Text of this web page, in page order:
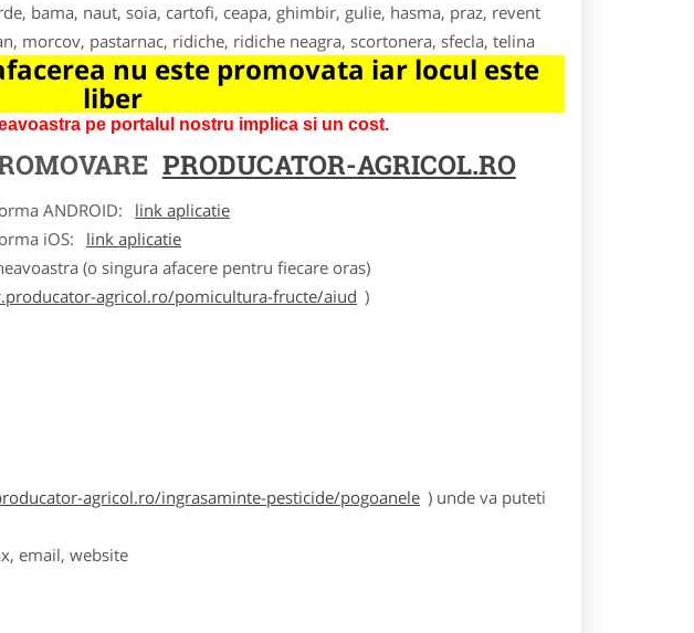
bama, naut, soia, cartofi, ceapa, ghimbir, gulie, hasma, praz, revent
morcov, pastarnac, ridiche, ridiche neagra, scortonera, sfecla, telina
nu este promovata iar locul este
liber
pe portalul nostru implica si un cost.
PRODUCATOR-AGRICOL.RO
ANDROID:
link aplicatie
iOS:
link aplicatie
(o singura afacere pentru fiecare oras)
agricol.ro/pomicultura-fructe/aiud )
agricol.ro/ingrasaminte-pesticide/pogoanele ) unde va puteti
email, website